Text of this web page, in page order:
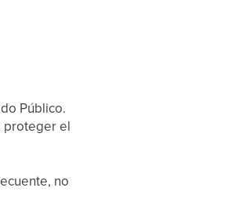
Público.
proteger el
no